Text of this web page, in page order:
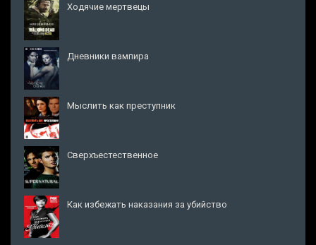
Ходячие мертвецы
Дневники вампира
Мыслить как преступник
Сверхъестественное
Как избежать наказания за убийство